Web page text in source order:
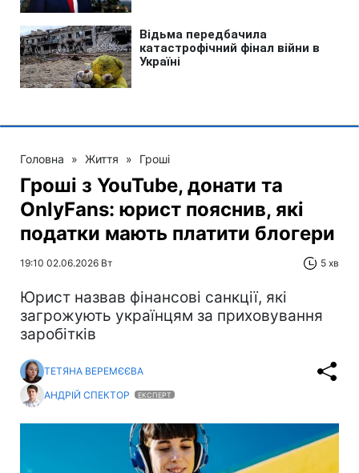
Головна » Життя » Гроші
Гроші з YouTube, донати та
OnlyFans: юрист пояснив, які
податки мають платити блогери
19:10 02.06.2026 Вт 5 хв
Юрист назвав фінансові санкції, які
загрожують українцям за приховування
заробітків
ТЕТЯНА ВЕРЕМЄЄВА
АНДРІЙ СПЕКТОР
ЕКСПЕРТ